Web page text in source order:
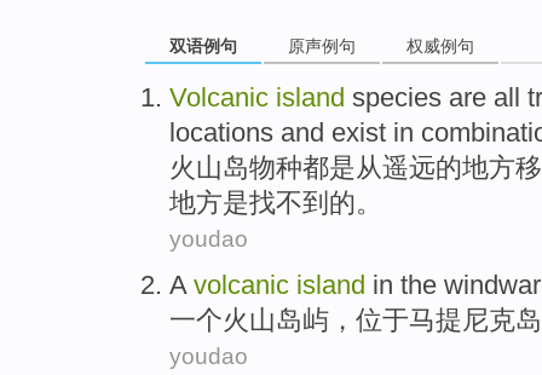
双语例句 原声例句 权威例句
Volcanic island species are all
locations and exist in
火山岛物种都是从遥远的地方
地方是找不到 的。
youdao
A volcanic island in the
一个火山岛屿 ， 位于马提尼克
youdao